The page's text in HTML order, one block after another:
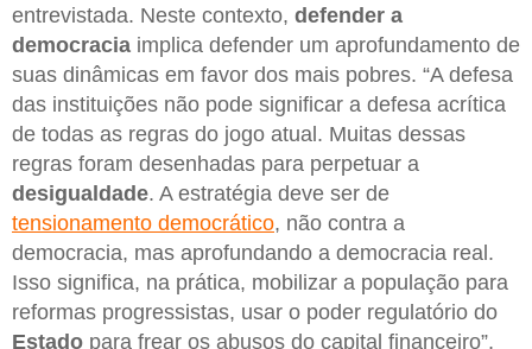
entrevistada. Neste contexto, defender a
democracia implica defender um aprofundamento de
suas dinâmicas em favor dos mais pobres. “A defesa
das instituições não pode significar a defesa acrítica
de todas as regras do jogo atual. Muitas dessas
regras foram desenhadas para perpetuar a
desigualdade. A estratégia deve ser de
tensionamento democrático, não contra a
democracia, mas aprofundando a democracia real.
Isso significa, na prática, mobilizar a população para
reformas progressistas, usar o poder regulatório do
Estado para frear os abusos do capital financeiro”,